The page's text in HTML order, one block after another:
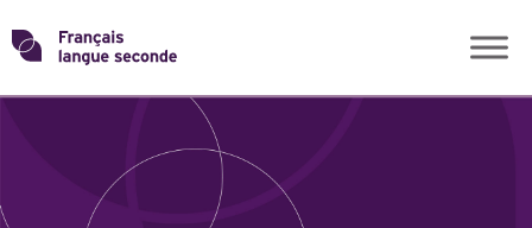
Skip
toTransformons
THÈMES